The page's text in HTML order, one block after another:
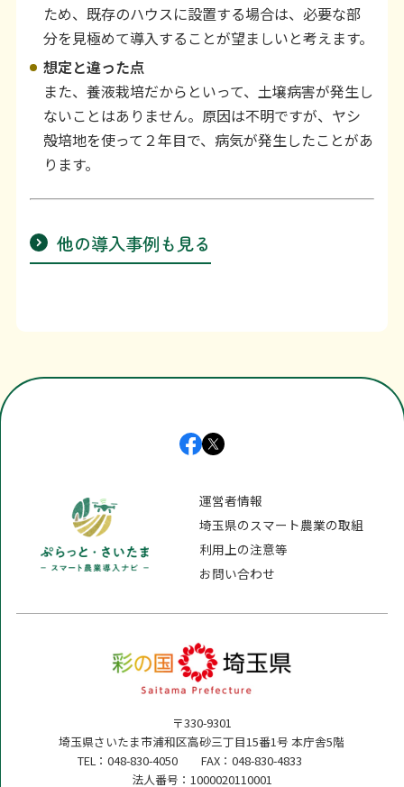
ため、既存のハウスに設置する場合は、必要な部
分を見極めて導入することが望ましいと考えます。
想定と違った点
また、養液栽培だからといって、土壌病害が発生し
ないことはありません。原因は不明ですが、ヤシ
殻培地を使って２年目で、病気が発生したことがあ
ります。
他の導入事例も見る
運営者情報
埼玉県のスマート農業の取組
利用上の注意等
お問い合わせ
〒330-9301
埼玉県さいたま市浦和区高砂三丁目15番1号 本庁舎5階
TEL：048-830-4050 FAX：048-830-4833
法人番号：1000020110001